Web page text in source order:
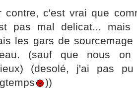
contre, c'est vrai que
pas mal delicat...
les gars de
(sauf que nous on
(desolé, j'ai pas
))